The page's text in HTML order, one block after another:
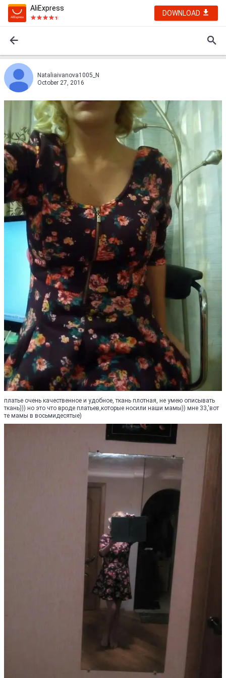
AliExpress
DOWNLOAD
Nataliaivanova1005_N
October 27, 2016
платье очень качественное и удобное, ткань плотная, не умею описывать
ткань))) но это что вроде платьев,которые носили наши мамы)) мне 33,'вот
те мамы в восьмидесятые)